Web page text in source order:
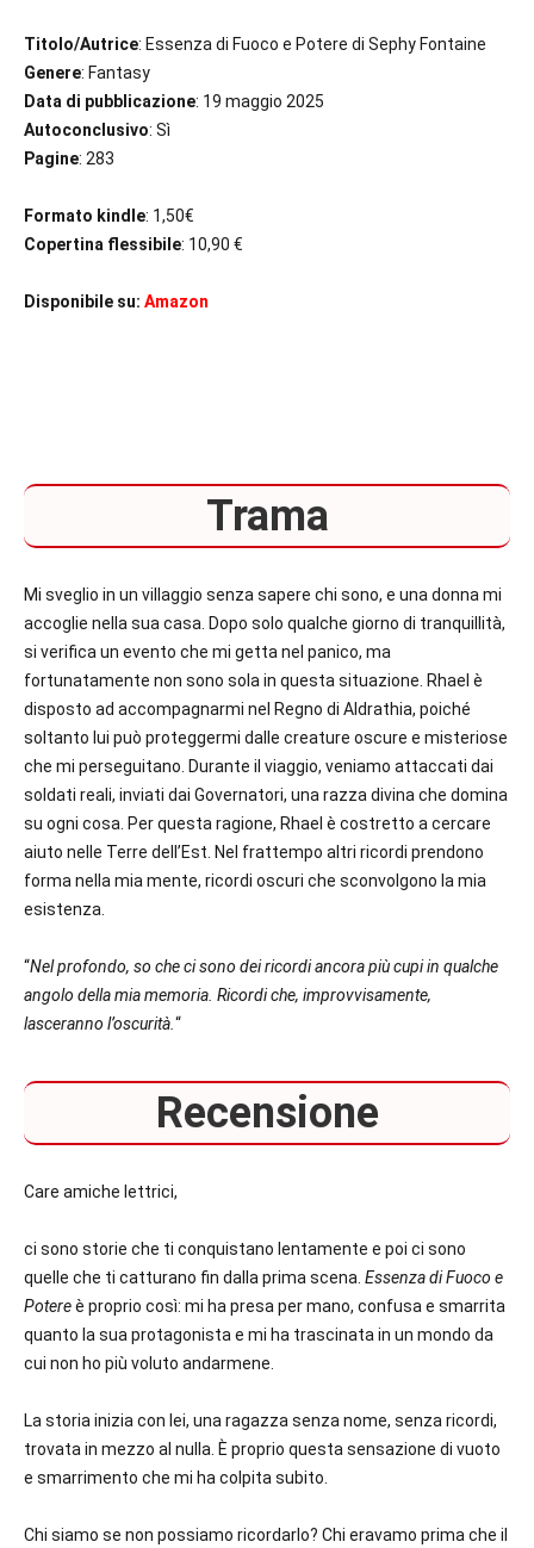
Titolo/Autrice: Essenza di Fuoco e Potere di Sephy Fontaine
Genere: Fantasy
Data di pubblicazione: 19 maggio 2025
Autoconclusivo: Sì
Pagine: 283
Formato kindle: 1,50€
Copertina flessibile: 10,90 €
Disponibile su: Amazon
Trama
Mi sveglio in un villaggio senza sapere chi sono, e una donna mi
accoglie nella sua casa. Dopo solo qualche giorno di tranquillità,
si verifica un evento che mi getta nel panico, ma
fortunatamente non sono sola in questa situazione. Rhael è
disposto ad accompagnarmi nel Regno di Aldrathia, poiché
soltanto lui può proteggermi dalle creature oscure e misteriose
che mi perseguitano. Durante il viaggio, veniamo attaccati dai
soldati reali, inviati dai Governatori, una razza divina che domina
su ogni cosa. Per questa ragione, Rhael è costretto a cercare
aiuto nelle Terre dell’Est. Nel frattempo altri ricordi prendono
forma nella mia mente, ricordi oscuri che sconvolgono la mia
esistenza.
“Nel profondo, so che ci sono dei ricordi ancora più cupi in qualche
angolo della mia memoria. Ricordi che, improvvisamente,
lasceranno l’oscurità. “
Recensione
Care amiche lettrici,
ci sono storie che ti conquistano lentamente e poi ci sono
quelle che ti catturano fin dalla prima scena. Essenza di Fuoco e
Potereè proprio così: mi ha presa per mano, confusa e smarrita
quanto la sua protagonista e mi ha trascinata in un mondo da
cui non ho più voluto andarmene.
La storia inizia con lei, una ragazza senza nome, senza ricordi,
trovata in mezzo al nulla. È proprio questa sensazione di vuoto
e smarrimento che mi ha colpita subito.
Chi siamo se non possiamo ricordarlo? Chi eravamo prima che il